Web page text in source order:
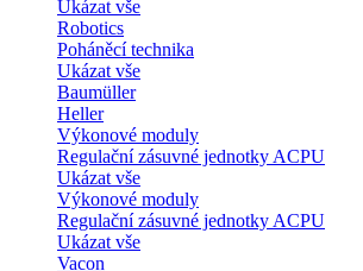
Ukázat vše
Robotics
Poháněcí technika
Ukázat vše
Baumüller
Heller
Výkonové moduly
Regulační zásuvné jednotky ACPU
Ukázat vše
Výkonové moduly
Regulační zásuvné jednotky ACPU
Ukázat vše
Vacon